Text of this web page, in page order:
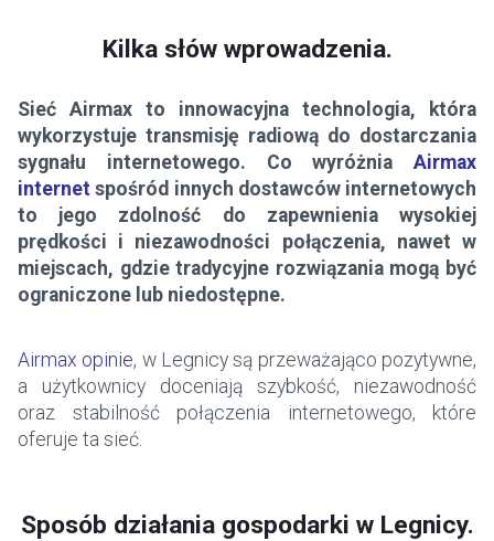
Kilka słów wprowadzenia.
Sieć Airmax to innowacyjna technologia, która
wykorzystuje transmisję radiową do dostarczania
sygnału internetowego. Co wyróżnia Airmax
internet spośród innych dostawców internetowych
to jego zdolność do zapewnienia wysokiej
prędkości i niezawodności połączenia, nawet w
miejscach, gdzie tradycyjne rozwiązania mogą być
ograniczone lub niedostępne.
Airmax opinie, w Legnicy są przeważająco pozytywne,
a użytkownicy doceniają szybkość, niezawodność
oraz stabilność połączenia internetowego, które
oferuje ta sieć.
Sposób działania gospodarki w Legnicy.